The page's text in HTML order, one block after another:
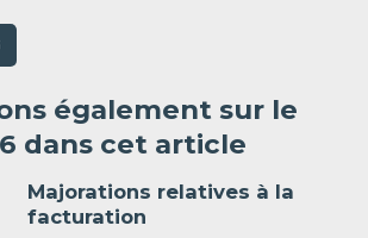
également sur le
dans cet article
Majorations relatives à la
facturation